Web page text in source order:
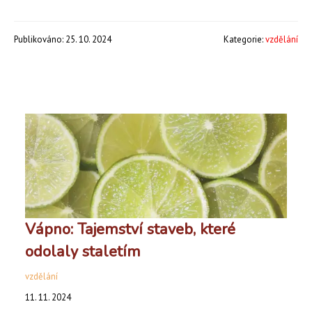
Publikováno: 25. 10. 2024 Kategorie:vzdělání
Vápno: Tajemství staveb, které
odolaly staletím
vzdělání
11. 11. 2024